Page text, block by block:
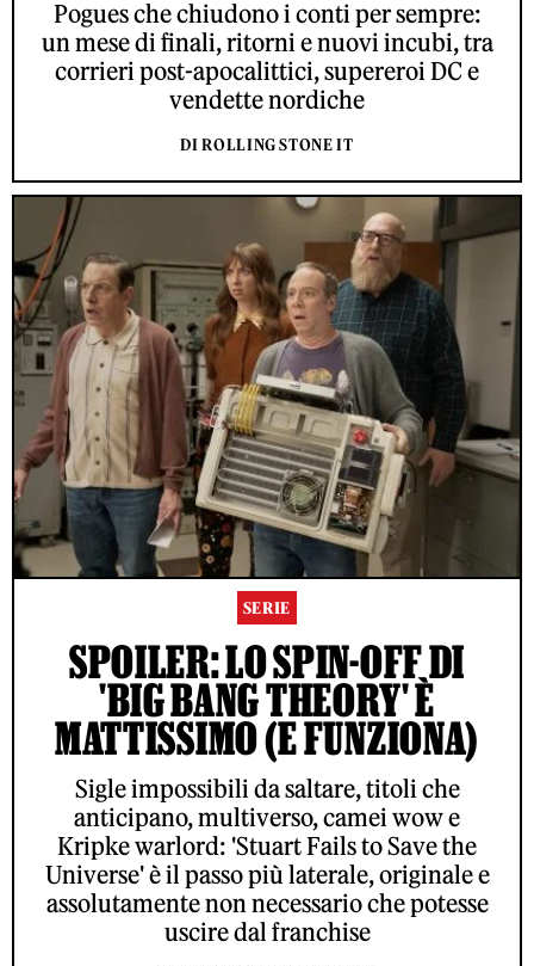
Pogues che chiudono i conti per sempre:
un mese di finali, ritorni e nuovi incubi, tra
corrieri post-apocalittici, supereroi DC e
vendette nordiche
DI ROLLING STONE IT
SERIE
SPOILER: LO SPIN-OFF DI
'BIG BANG THEORY' È
MATTISSIMO (E FUNZIONA)
Sigle impossibili da saltare, titoli che
anticipano, multiverso, camei wow e
Kripke warlord: 'Stuart Fails to Save the
Universe' è il passo più laterale, originale e
assolutamente non necessario che potesse
uscire dal franchise